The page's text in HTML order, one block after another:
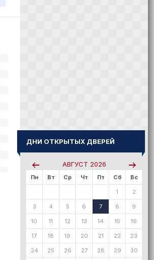
ДНИ ОТКРЫТЫХ ДВЕРЕЙ
АВГУСТ 2026
Пн Вт Ср Чт Пт Сб Вс
1 2
3 4 5 6 7 8 9
10 11 12 13 14 15 16
17 18 19 20 21 22 23
24 25 26 27 28 29 30